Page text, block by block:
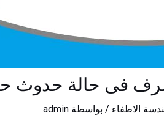
فى حالة حدوث
الاطفاء / بواسطة admin